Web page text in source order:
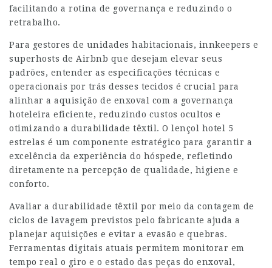
facilitando a rotina de governança e reduzindo o
retrabalho.
Para gestores de unidades habitacionais, innkeepers e
superhosts de Airbnb que desejam elevar seus
padrões, entender as especificações técnicas e
operacionais por trás desses tecidos é crucial para
alinhar a aquisição de enxoval com a governança
hoteleira eficiente, reduzindo custos ocultos e
otimizando a durabilidade têxtil. O lençol hotel 5
estrelas é um componente estratégico para garantir a
excelência da experiência do hóspede, refletindo
diretamente na percepção de qualidade, higiene e
conforto.
Avaliar a durabilidade têxtil por meio da contagem de
ciclos de lavagem previstos pelo fabricante ajuda a
planejar aquisições e evitar a evasão e quebras.
Ferramentas digitais atuais permitem monitorar em
tempo real o giro e o estado das peças do enxoval,